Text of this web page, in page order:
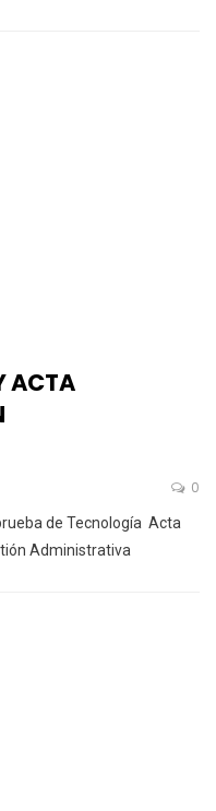
ACTA
0
de Tecnología Acta
Administrativa